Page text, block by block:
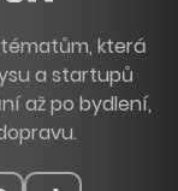
která
a startupů
až po bydlení,